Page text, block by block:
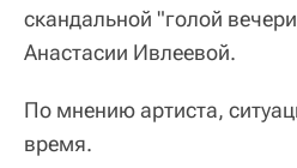
скандальной "голой
Анастасии Ивлеевой.
По мнению артиста,
время.